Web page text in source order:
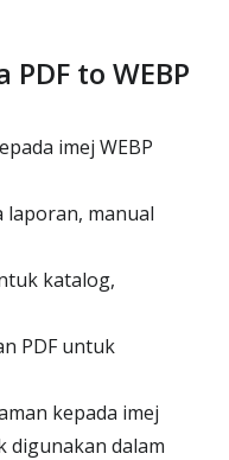
to WEBP
imej WEBP
laporan, manual
katalog,
PDF untuk
kepada imej
digunakan dalam